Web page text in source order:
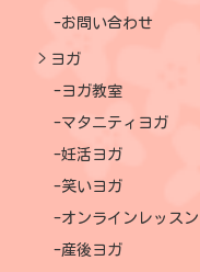
お問い合わせ
ヨガ
ヨガ教室
マタニティヨガ
妊活ヨガ
笑いヨガ
オンラインレッスン
産後ヨガ